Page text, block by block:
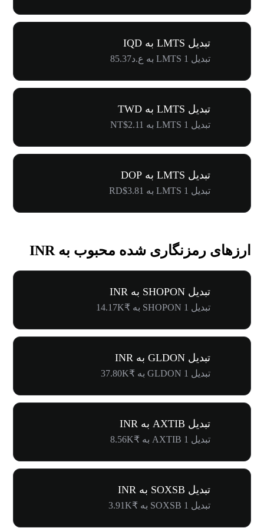
تبدیل LMTS به IQD
تبدیل 1 LMTS به ع.د85.37
تبدیل LMTS به TWD
تبدیل 1 LMTS به NT$2.11
تبدیل LMTS به DOP
تبدیل 1 LMTS به RD$3.81
ارزهای رمزنگاری شده محبوب به INR
تبدیل SHOPON به INR
تبدیل 1 SHOPON به ₹14.17K
تبدیل GLDON به INR
تبدیل 1 GLDON به ₹37.80K
تبدیل AXTIB به INR
تبدیل 1 AXTIB به ₹8.56K
تبدیل SOXSB به INR
تبدیل 1 SOXSB به ₹3.91K